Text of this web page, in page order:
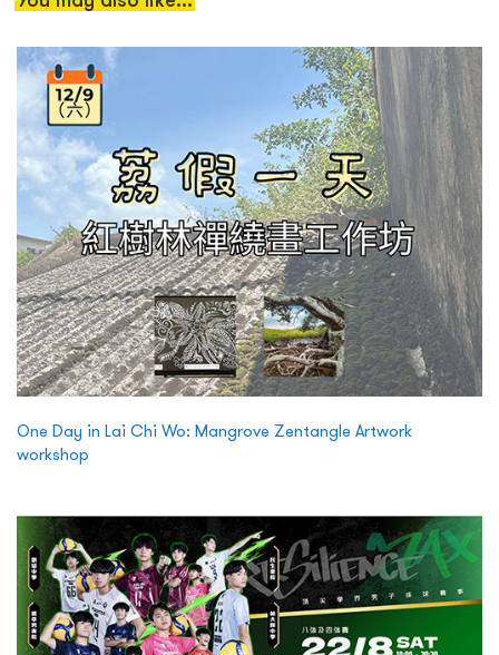
One Day in Lai Chi Wo: Mangrove Zentangle Artwork
workshop